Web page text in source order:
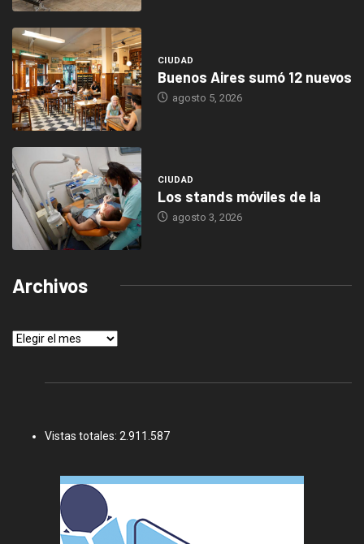
CIUDAD
Buenos Aires sumó 12 nuevos
agosto 5, 2026
CIUDAD
Los stands móviles de la
agosto 3, 2026
Archivos
Archivos
Vistas totales: 2.911.587